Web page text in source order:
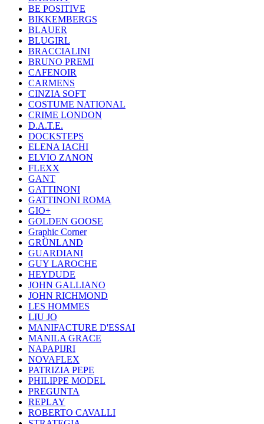
BE POSITIVE
BIKKEMBERGS
BLAUER
BLUGIRL
BRACCIALINI
BRUNO PREMI
CAFENOIR
CARMENS
CINZIA SOFT
COSTUME NATIONAL
CRIME LONDON
D.A.T.E.
DOCKSTEPS
ELENA IACHI
ELVIO ZANON
FLEXX
GANT
GATTINONI
GATTINONI ROMA
GIO+
GOLDEN GOOSE
Graphic Corner
GRÜNLAND
GUARDIANI
GUY LAROCHE
HEYDUDE
JOHN GALLIANO
JOHN RICHMOND
LES HOMMES
LIU JO
MANIFACTURE D'ESSAI
MANILA GRACE
NAPAPIJRI
NOVAFLEX
PATRIZIA PEPE
PHILIPPE MODEL
PREGUNTA
REPLAY
ROBERTO CAVALLI